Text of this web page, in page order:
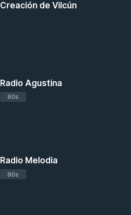
Creación de Vilcún
Radio Agustina
80s
Radio Melodia
80s